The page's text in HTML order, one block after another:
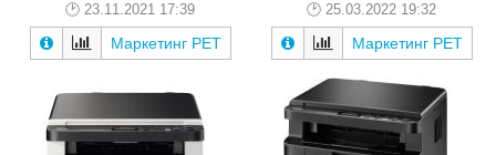
23.11.2021 17:39
Маркетинг РЕТ
25.03.2022 19:32
Маркетинг РЕТ